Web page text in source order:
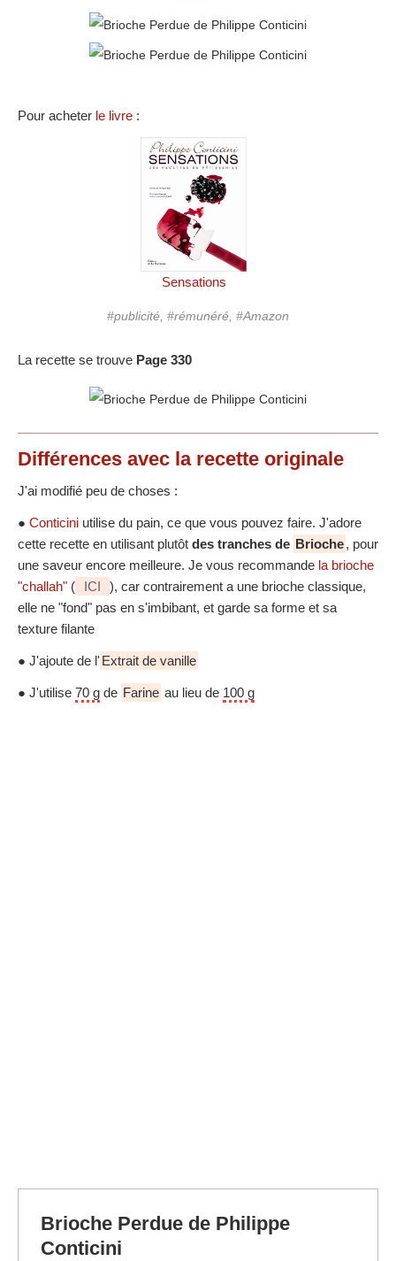
Pour acheter le livre :
Sensations
#publicité, #rémunéré, #Amazon
La recette se trouve Page 330
Différences avec la recette originale
J'ai modifié peu de choses :
● Conticini utilise du pain, ce que vous pouvez faire. J'adore
cette recette en utilisant plutôt des tranches de Brioche, pour
une saveur encore meilleure. Je vous recommande la brioche
"challah" ( ICI
), car contrairement a une brioche classique,
elle ne "fond" pas en s'imbibant, et garde sa forme et sa
texture filante
● J'ajoute de l' Extrait de vanille
● J'utilise 70 g de Farine au lieu de 100 g
Brioche Perdue de Philippe
Conticini